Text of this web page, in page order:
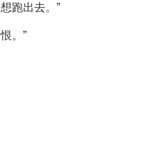
跑出去。”
。”